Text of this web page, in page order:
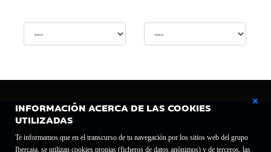
INFORMACIÓN ACERCA DE LAS COOKIES
UTILIZADAS
Te informamos que en el transcurso de tu navegación por los sitios web del grupo
Ibercaja, se utilizan cookies propias (ficheros de datos anónimos) y de terceros, las